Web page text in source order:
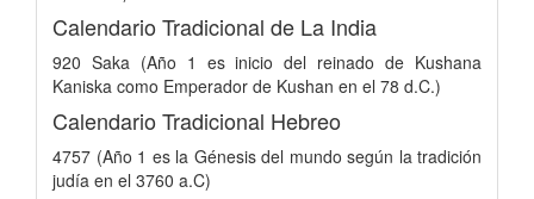
Calendario Tradicional de La India
920 Saka (Año 1 es inicio del reinado de Kushana
Kaniska como Emperador de Kushan en el 78 d.C.)
Calendario Tradicional Hebreo
4757 (Año 1 es la Génesis del mundo según la tradición
judía en el 3760 a.C)